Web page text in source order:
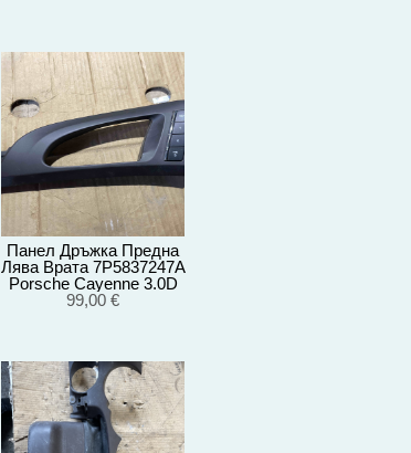
Панел Дръжка Предна
Лява Врата 7P5837247A
Porsche Cayenne 3.0D
92A/EG22/2012
99,00 €